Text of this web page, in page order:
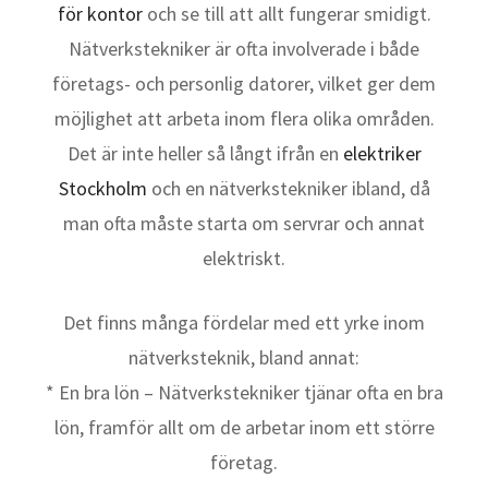
för kontoroch se till att allt fungerar smidigt.
Nätverkstekniker är ofta involverade i både
företags- och personlig datorer, vilket ger dem
möjlighet att arbeta inom flera olika områden.
Det är inte heller så långt ifrån en elektriker
Stockholm och en nätverkstekniker ibland, då
man ofta måste starta om servrar och annat
elektriskt.
Det finns många fördelar med ett yrke inom
nätverksteknik, bland annat:
* En bra lön – Nätverkstekniker tjänar ofta en bra
lön, framför allt om de arbetar inom ett större
företag.